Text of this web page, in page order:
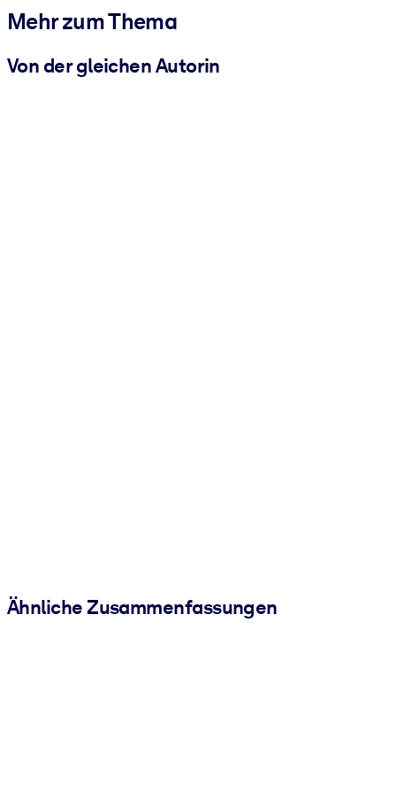
Mehr zum Thema
Von der gleichen Autorin
Ähnliche Zusammenfassungen